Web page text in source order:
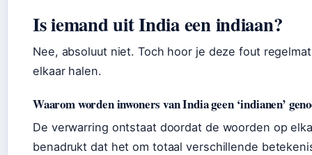
Is iemand uit India een indiaan?
Nee, absoluut niet. Toch hoor je deze fout
elkaar halen.
Waarom worden inwoners van India geen ‘indianen’
De verwarring ontstaat doordat de woorden op
benadrukt dat het om totaal verschillende